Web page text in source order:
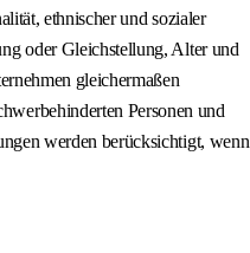
ethnischer und sozialer
oder Gleichstellung, Alter und
gleichermaßen
Personen und
werden berücksichtigt, wenn